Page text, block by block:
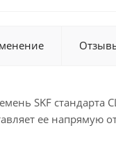
SKF стандарта
ее